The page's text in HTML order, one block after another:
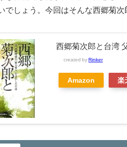
でしょう。今回はそんな西郷菊
西郷菊次郎と台湾
created by Rinker
Amazon 楽